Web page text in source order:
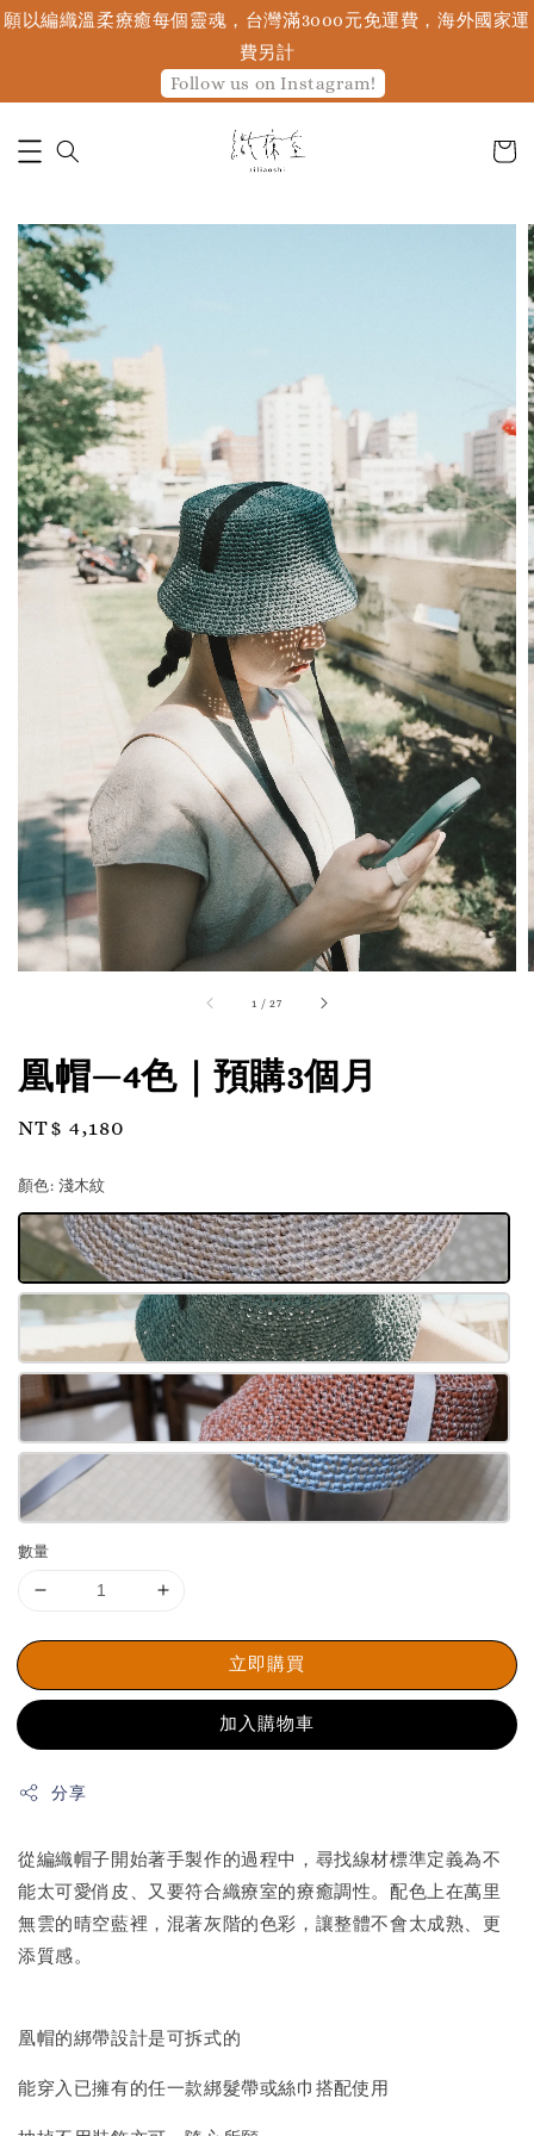
願以編織溫柔療癒每個靈魂，台灣滿3000元免運費，海外國家運
費另計
Follow us on Instagram!
1 /27
凰帽—4色｜預購3個月
Regular
NT$ 4,180
顏色: 淺木紋
數量
立即購買
加入購物車
分享
從編織帽子開始著手製作的過程中，尋找線材標準定義為不
能太可愛俏皮、又要符合織療室的療癒調性。配色上在萬里
無雲的晴空藍裡，混著灰階的色彩，讓整體不會太成熟、更
添質感。
凰帽的綁帶設計是可拆式的
能穿入已擁有的任一款綁髮帶或絲巾搭配使用